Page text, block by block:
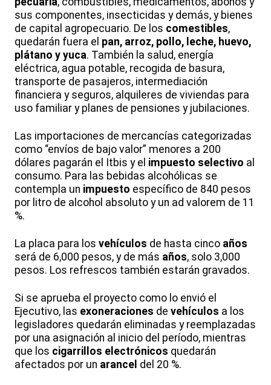
sus componentes, insecticidas y demás, y bienes
de capital agropecuario. De los comestibles,
quedarán fuera el pan, arroz, pollo, leche, huevo,
plátano y yuca. También la salud, energía
eléctrica, agua potable, recogida de basura,
transporte de pasajeros, intermediación
financiera y seguros, alquileres de viviendas para
uso familiar y planes de pensiones y jubilaciones.
Las importaciones de mercancías categorizadas
como “envíos de bajo valor” menores a 200
dólares pagarán el Itbis y el impuesto selectivo al
consumo. Para las bebidas alcohólicas se
contempla un impuesto específico de 840 pesos
por litro de alcohol absoluto y un ad valorem de 11
%.
La placa para los vehículos de hasta cinco años
será de 6,000 pesos, y de más años, solo 3,000
pesos. Los refrescos también estarán gravados.
Si se aprueba el proyecto como lo envió el
Ejecutivo, las exoneraciones de vehículos a los
legisladores quedarán eliminadas y reemplazadas
por una asignación al inicio del período, mientras
que los cigarrillos electrónicos quedarán
afectados por un arancel del 20 %.